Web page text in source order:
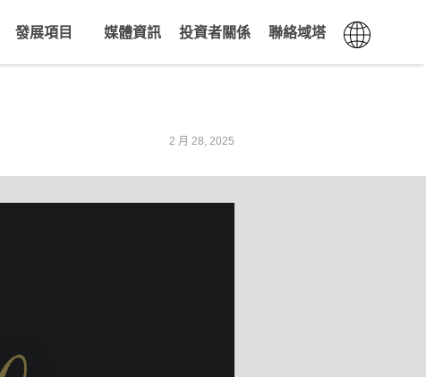
發展項目 媒體資訊 投資者關係 聯絡域塔
2 月 28, 2025